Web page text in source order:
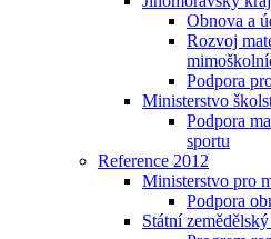
Obnova a
Rozvoj
Podpora
Ministerstvo
Podpora
sportu
Reference 2012
Ministerstvo pro
Podpora
Státní